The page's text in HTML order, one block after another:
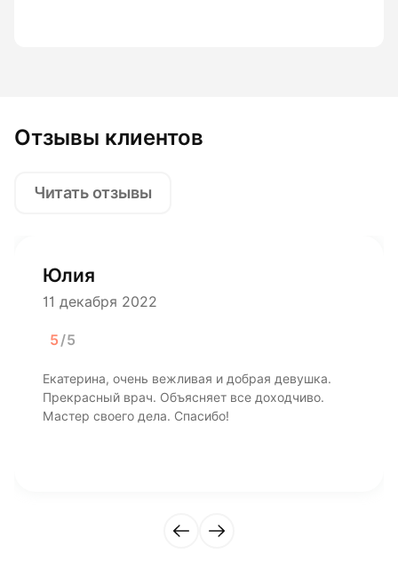
Отзывы клиентов
Читать отзывы
Юлия
11 декабря 2022
5/5
Екатерина, очень вежливая и добрая девушка.
Прекрасный врач. Объясняет все доходчиво.
Мастер своего дела. Спасибо!